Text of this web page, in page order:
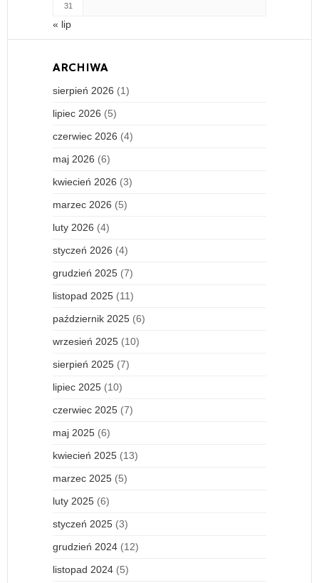
31
« lip
ARCHIWA
sierpień 2026 (1)
lipiec 2026 (5)
czerwiec 2026 (4)
maj 2026 (6)
kwiecień 2026 (3)
marzec 2026 (5)
luty 2026 (4)
styczeń 2026 (4)
grudzień 2025 (7)
listopad 2025 (11)
październik 2025 (6)
wrzesień 2025 (10)
sierpień 2025 (7)
lipiec 2025 (10)
czerwiec 2025 (7)
maj 2025 (6)
kwiecień 2025 (13)
marzec 2025 (5)
luty 2025 (6)
styczeń 2025 (3)
grudzień 2024 (12)
listopad 2024 (5)